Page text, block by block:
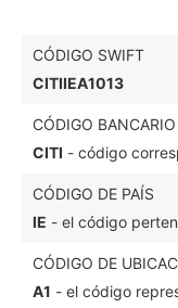
CÓDIGO SWIFT
CITIIEA1013
CÓDIGO BANCARIO
CITI - código
CÓDIGO DE PAÍS
IE - el código
CÓDIGO DE
A1 - el código